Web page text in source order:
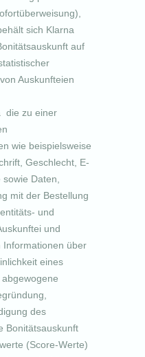
sich Klarna
auf
Auskunfteien
die zu einer
wie beispielsweise
Geschlecht, E-
Daten,
mit der Bestellung
und
und
Informationen über
eines
des
Bonitätsauskunft
(Score-Werte)